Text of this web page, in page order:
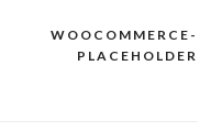
WOOCOMMERCE-
PLACEHOLDER